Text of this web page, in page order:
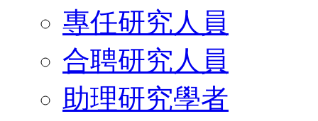
專任研究人員
合聘研究人員
助理研究學者